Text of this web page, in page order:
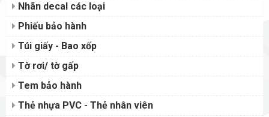
Nhãn decal các loại
Phiếu bảo hành
Túi giấy - Bao xốp
Tờ rơi/ tờ gấp
Tem bảo hành
Thẻ nhựa PVC - Thẻ nhân viên